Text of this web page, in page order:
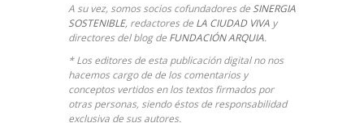
A su vez, somos socios cofundadores deSINERGIA
SOSTENIBLE, redactores de LA CIUDAD VIVA y
directores del blog de FUNDACIÓN ARQUIA.
* Los editores de esta publicación digital no nos
hacemos cargo de de los comentarios y
conceptos vertidos en los textos firmados por
otras personas, siendo éstos de responsabilidad
exclusiva de sus autores.